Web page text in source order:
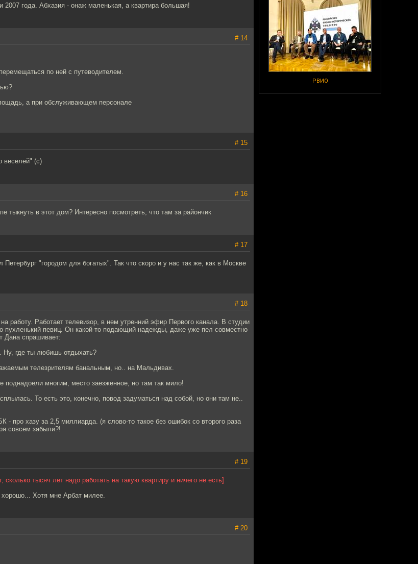
РВИО
2007 года. Абхазия - онаж маленькая, а квартира большая!
# 14
по ней с путеводителем.
а при обслуживающем персонале
# 15
веселей" (с)
# 16
тыкнуть в этот дом? Интересно посмотреть, что там за райончик
# 17
Петербург "городом для богатых". Так что скоро и у нас так же, как в Москве
# 18
работу. Работает телевизор, в нем утренний эфир Первого канала. В студии
пухленький певиц. Он какой-то подающий надежды, даже уже пел совместно
Дана спрашивает:
Ну, где ты любишь отдыхать?
телезрителям банальным, но.. на Мальдивах.
поднадоели многим, место заезженное, но там так мило!
То есть это, конечно, повод задуматься над собой, но они там не..
- про хазу за 2,5 миллиарда. (я слово-то такое без ошибок со второго раза
совсем забыли?!
# 19
сколько тысяч лет надо работать на такую квартиру и ничего не есть]
Хотя мне Арбат милее.
# 20